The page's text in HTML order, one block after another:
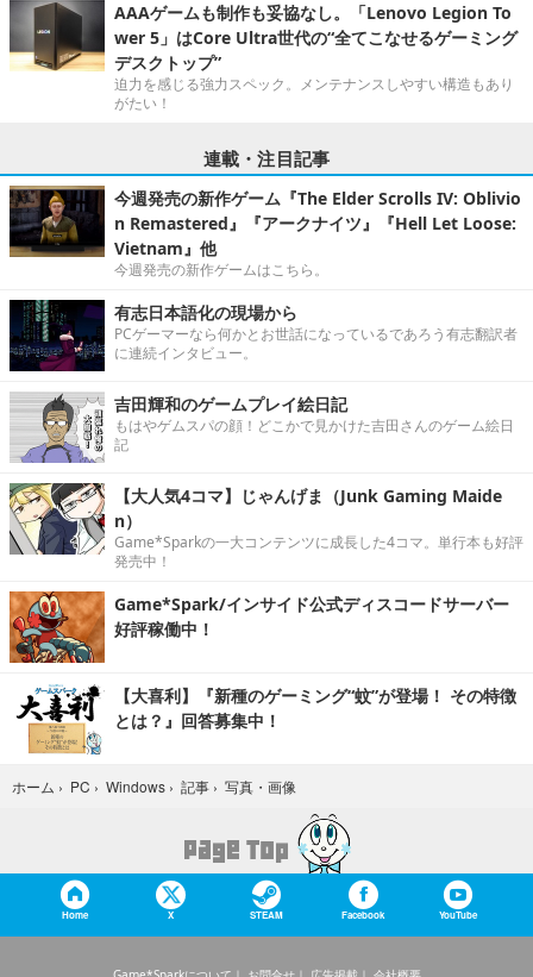
AAAゲームも制作も妥協なし。「Lenovo Legion To
wer 5」はCore Ultra世代の“全てこなせるゲーミング
デスクトップ”
迫力を感じる強力スペック。メンテナンスしやすい構造もあり
がたい！
連載・注目記事
今週発売の新作ゲーム『The Elder Scrolls IV: Oblivio
n Remastered』『アークナイツ』『Hell Let Loose:
Vietnam』他
今週発売の新作ゲームはこちら。
有志日本語化の現場から
PCゲーマーなら何かとお世話になっているであろう有志翻訳者
に連続インタビュー。
吉田輝和のゲームプレイ絵日記
もはやゲムスパの顔！どこかで見かけた吉田さんのゲーム絵日
記
【大人気4コマ】じゃんげま（Junk Gaming Maide
n）
Game*Sparkの一大コンテンツに成長した4コマ。単行本も好評
発売中！
Game*Spark/インサイド公式ディスコードサーバー
好評稼働中！
【大喜利】『新種のゲーミング“蚊”が登場！ その特徴
とは？』回答募集中！
ホーム › PC › Windows › 記事 › 写真・画像
Home X STEAM Facebook YouTube